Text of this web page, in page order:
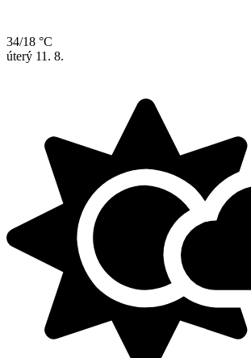
34/18 °C
úterý 11. 8.